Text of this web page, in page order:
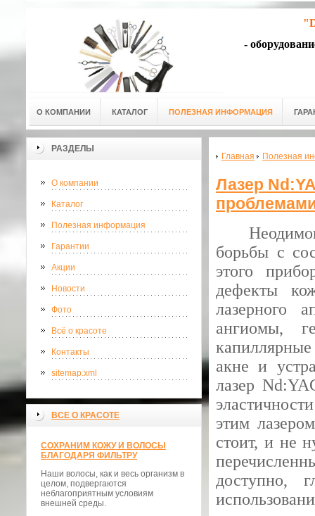
-
О КОМПАНИИ КАТАЛОГ ПОЛЕЗНАЯ ИНФОРМАЦИЯ
РАЗДЕЛЫ
О компании
Каталог
Полезная информация
Гарантии
Акции
Новости
Фото
Всё о красоте
Контакты
sitemap.xml
ВСЕ О КРАСОТЕ
СОХРАНИМ КОЖУ И ВОЛОСЫ
БЛАГОДАРЯ ФИЛЬТРУ
Наши волосы, как и весь организм в
целом, подвергаются
неблагоприятным условиям
внешней среды.
Главная Полезная
Лазер
борьбы с
этого
дефекты
лазерного
ангиомы,
капиллярные
акне и
лазер
этим
стоит, и не
доступно,